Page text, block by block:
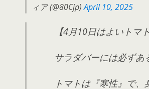
ィア (@80Cjp)April 10, 2025
【4月10日はよいトマ
サラダバーには必ずあ
トマトは『寒性』で、